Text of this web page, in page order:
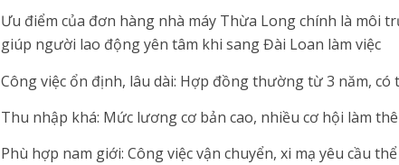
Ưu điểm của đơn hàng nhà máy Thừa Long chính là môi
giúp người lao động yên tâm khi sang Đài Loan làm việc
Công việc ổn định, lâu dài: Hợp đồng thường từ 3 năm, có
Thu nhập khá: Mức lương cơ bản cao, nhiều cơ hội làm
Phù hợp nam giới: Công việc vận chuyển, xi mạ yêu cầu